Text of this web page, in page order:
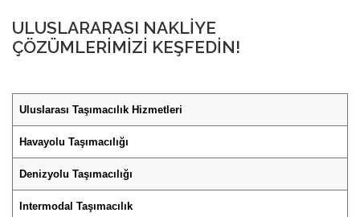
ULUSLARARASI NAKLIYE
ÇÖZÜMLERIMIZI KEŞFEDIN!
Uluslarası Taşımacılık Hizmetleri
Havayolu Taşımacılığı
Denizyolu Taşımacılığı
Intermodal Taşımacılık